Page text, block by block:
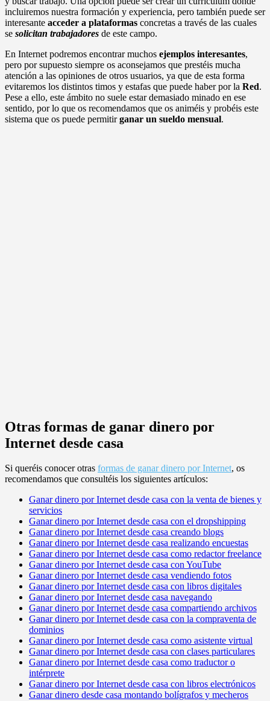
incluiremos nuestra formación y experiencia, pero también puede ser
interesante acceder a plataformas concretas a través de las cuales
se solicitan trabajadores de este campo.
En Internet podremos encontrar muchos ejemplos interesantes,
pero por supuesto siempre os aconsejamos que prestéis mucha
atención a las opiniones de otros usuarios, ya que de esta forma
evitaremos los distintos timos y estafas que puede haber por la Red.
Pese a ello, este ámbito no suele estar demasiado minado en ese
sentido, por lo que os recomendamos que os animéis y probéis este
sistema que os puede permitirganar un sueldo mensual.
Otras formas de ganar dinero por
Internet desde casa
Si queréis conocer otras formas de ganar dinero por Internet, os
recomendamos que consultéis los siguientes artículos:
Ganar dinero por Internet desde casa con la venta de bienes y
servicios
Ganar dinero por Internet desde casa con el dropshipping
Ganar dinero por Internet desde casa creando blogs
Ganar dinero por Internet desde casa realizando encuestas
Ganar dinero por Internet desde casa como redactor freelance
Ganar dinero por Internet desde casa con YouTube
Ganar dinero por Internet desde casa vendiendo fotos
Ganar dinero por Internet desde casa con libros digitales
Ganar dinero por Internet desde casa navegando
Ganar dinero por Internet desde casa compartiendo archivos
Ganar dinero por Internet desde casa con la compraventa de
dominios
Ganar dinero por Internet desde casa como asistente virtual
Ganar dinero por Internet desde casa con clases particulares
Ganar dinero por Internet desde casa como traductor o
intérprete
Ganar dinero por Internet desde casa con libros electrónicos
Ganar dinero desde casa montando bolígrafos y mecheros